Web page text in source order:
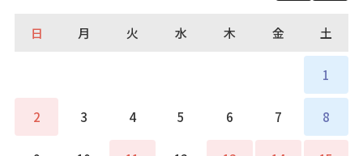
日 月 火 水 木 金 土
1
2 3 4 5 6 7 8